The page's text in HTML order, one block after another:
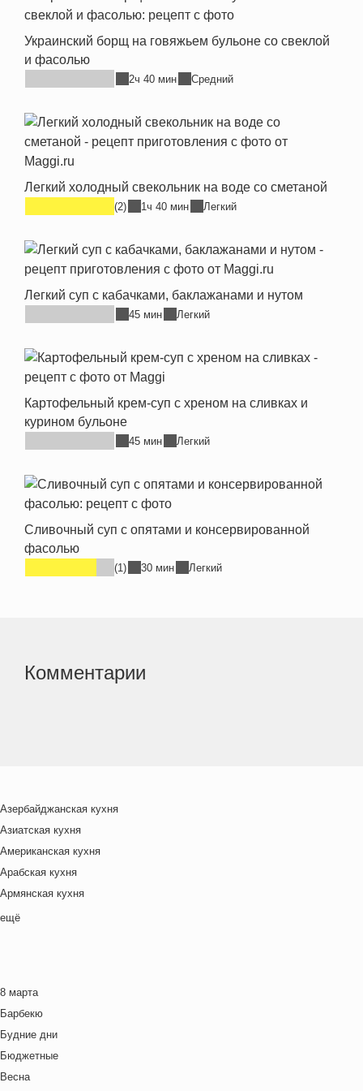
Украинский борщ на говяжьем бульоне со свеклой
и фасолью
2ч 40 мин Средний
Легкий холодный свекольник на воде со сметаной
(2) 1ч 40 мин Легкий
Легкий суп с кабачками, баклажанами и нутом
45 мин Легкий
Картофельный крем-суп с хреном на сливках и
курином бульоне
45 мин Легкий
Сливочный суп с опятами и консервированной
фасолью
(1) 30 мин Легкий
Комментарии
Азербайджанская кухня
Азиатская кухня
Американская кухня
Арабская кухня
Армянская кухня
Белорусская
Венгерская кухня
Греческая кухня
Грузинская кухня
Еврейская кухня
Европейская кухня
ещё
8 марта
Барбекю
Будние дни
Бюджетные
Весна